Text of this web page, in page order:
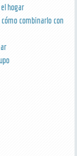
hogar
combinarlo con